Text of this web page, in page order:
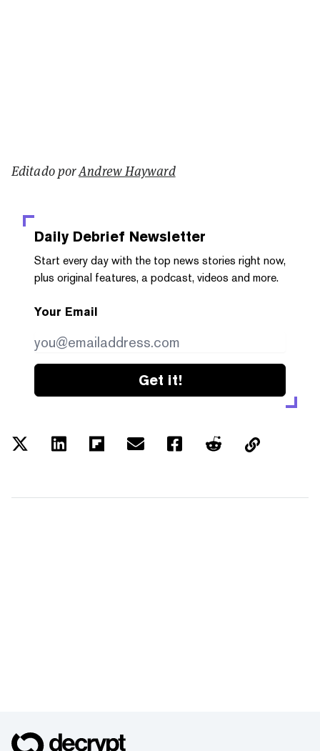
Editado porAndrew Hayward
Daily Debrief Newsletter
Start every day with the top news stories right now,
plus original features, a podcast, videos and more.
Your Email
Get it!